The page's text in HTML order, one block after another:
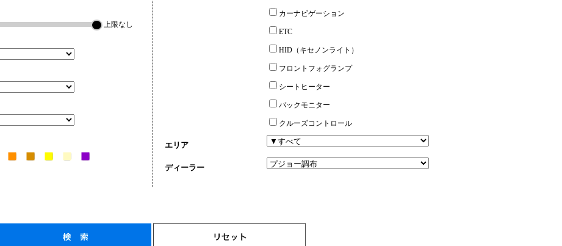
▼上限なし
カーナビゲーション
ETC
HID（キセノンライト）
フロントフォグランプ
シートヒーター
バックモニター
クルーズコントロール
エリア
ディーラー